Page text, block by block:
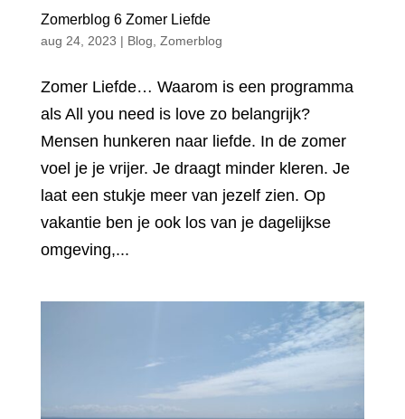
Zomerblog 6 Zomer Liefde
aug 24, 2023 | Blog, Zomerblog
Zomer Liefde… Waarom is een programma
als All you need is love zo belangrijk?
Mensen hunkeren naar liefde. In de zomer
voel je je vrijer. Je draagt minder kleren. Je
laat een stukje meer van jezelf zien. Op
vakantie ben je ook los van je dagelijkse
omgeving,...